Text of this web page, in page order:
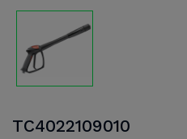
TC4022109010